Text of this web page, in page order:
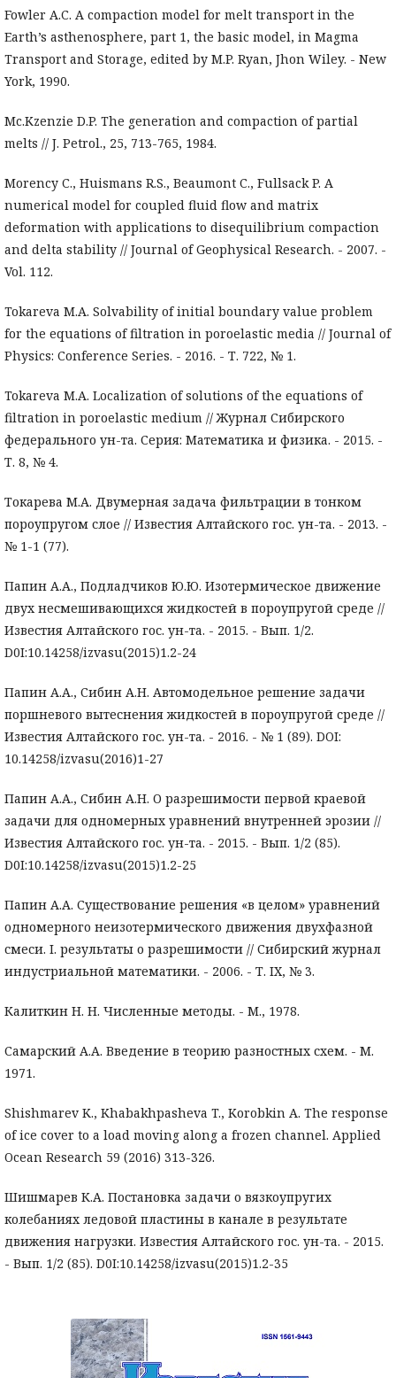
Fowler A.C. A compaction model for melt transport in the
Earth’s asthenosphere, part 1, the basic model, in Magma
Transport and Storage, edited by M.P. Ryan, Jhon Wiley. - New
York, 1990.
Mc.Kzenzie D.P. The generation and compaction of partial
melts // J. Petrol., 25, 713-765, 1984.
Morency C., Huismans R.S., Beaumont C., Fullsack P. A
numerical model for coupled fluid flow and matrix
deformation with applications to disequilibrium compaction
and delta stability // Journal of Geophysical Research. - 2007. -
Vol. 112.
Tokareva M.A. Solvability of initial boundary value problem
for the equations of filtration in poroelastic media // Journal of
Physics: Conference Series. - 2016. - Т. 722, № 1.
Tokareva M.A. Localization of solutions of the equations of
filtration in poroelastic medium // Журнал Сибирского
федерального ун-та. Серия: Математика и физика. - 2015. -
Т. 8, № 4.
Токарева М.А. Двумерная задача фильтрации в тонком
пороупругом слое // Известия Алтайского гос. ун-та. - 2013. -
№ 1-1 (77).
Папин А.А., Подладчиков Ю.Ю. Изотермическое движение
двух несмешивающихся жидкостей в пороупругой среде //
Известия Алтайского гос. ун-та. - 2015. - Вып. 1/2.
D0I:10.14258/izvasu(2015)1.2-24
Папин А.А., Сибин А.Н. Автомодельное решение задачи
поршневого вытеснения жидкостей в пороупругой среде //
Известия Алтайского гос. ун-та. - 2016. - № 1 (89). DOI:
10.14258/izvasu(2016)1-27
Папин А.А., Сибин А.Н. О разрешимости первой краевой
задачи для одномерных уравнений внутренней эрозии //
Известия Алтайского гос. ун-та. - 2015. - Вып. 1/2 (85).
D0I:10.14258/izvasu(2015)1.2-25
Папин А.А. Существование решения «в целом» уравнений
одномерного неизотермического движения двухфазной
смеси. I. результаты о разрешимости // Сибирский журнал
индустриальной математики. - 2006. - Т. IX, № 3.
Калиткин Н. Н. Численные методы. - М., 1978.
Самарский А.А. Введение в теорию разностных схем. - М.
1971.
Shishmarev K., Khabakhpasheva T., Korobkin A. The response
of ice cover to a load moving along a frozen channel. Applied
Ocean Research 59 (2016) 313-326.
Шишмарев К.А. Постановка задачи о вязкоупругих
колебаниях ледовой пластины в канале в результате
движения нагрузки. Известия Алтайского гос. ун-та. - 2015.
- Вып. 1/2 (85). D0I:10.14258/izvasu(2015)1.2-35